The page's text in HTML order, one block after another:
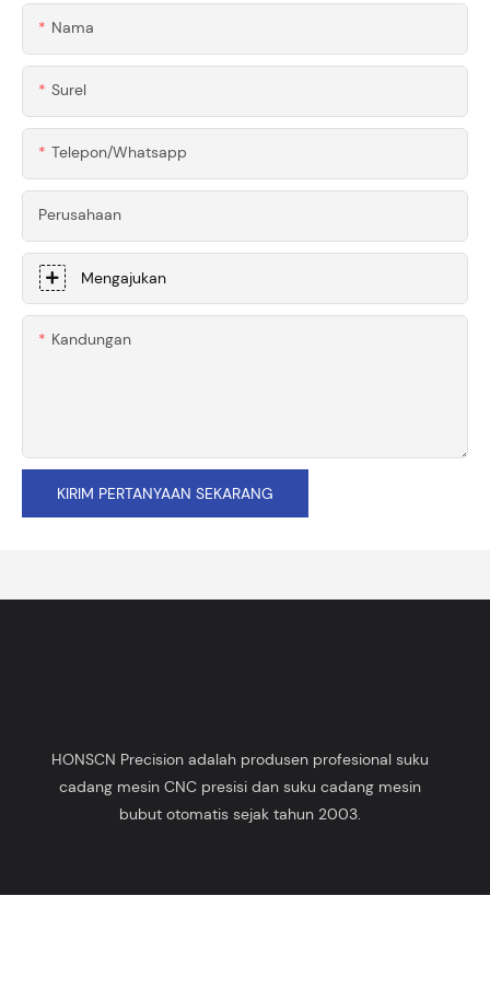
Nama
Surel
Telepon/whatsapp
Perusahaan
Mengajukan
Kandungan
KIRIM PERTANYAAN SEKARANG
HONSCN Precision adalah produsen profesional suku
cadang mesin CNC presisi dan suku cadang mesin
bubut otomatis sejak tahun 2003.